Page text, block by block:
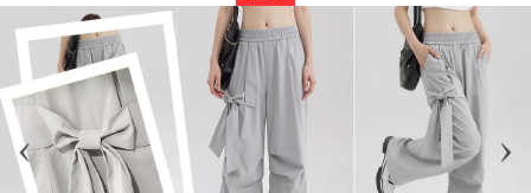
上架時間 銷售件數 銷售價格
樣式尺寸篩選
全部樣式 黑 白
綠
藍
紅 卡其
灰
紫